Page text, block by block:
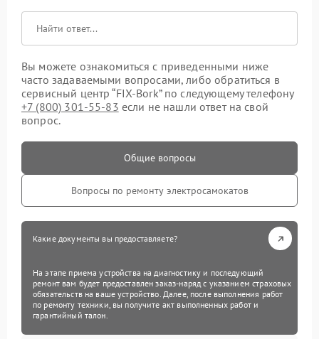
Вы можете ознакомиться с приведенными ниже
часто задаваемыми вопросами, либо обратиться в
сервисный центр “FIX-Bork” по следующему телефону
+7 (800) 301-55-83 если не нашли ответ на свой
вопрос.
Общие вопросы
Вопросы по ремонту электросамокатов
Какие документы вы предоставляете?
На этапе приема устройства на диагностику и последующий
ремонт вам будет предоставлен заказ-наряд с указанием страховых
обязательств на ваше устройство. Далее, после выполнения работ
по ремонту техники, вы получите акт выполненных работ и
гарантийный талон.